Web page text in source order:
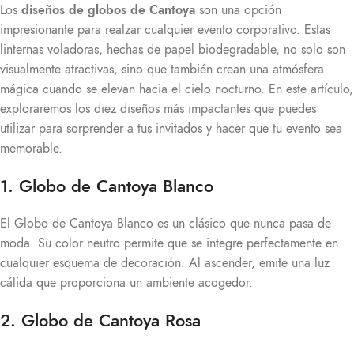
Los diseños de globos de Cantoya son una opción
impresionante para realzar cualquier evento corporativo. Estas
linternas voladoras, hechas de papel biodegradable, no solo son
visualmente atractivas, sino que también crean una atmósfera
mágica cuando se elevan hacia el cielo nocturno. En este artículo,
exploraremos los diez diseños más impactantes que puedes
utilizar para sorprender a tus invitados y hacer que tu evento sea
memorable.
1. Globo de Cantoya Blanco
El Globo de Cantoya Blanco es un clásico que nunca pasa de
moda. Su color neutro permite que se integre perfectamente en
cualquier esquema de decoración. Al ascender, emite una luz
cálida que proporciona un ambiente acogedor.
2. Globo de Cantoya Rosa